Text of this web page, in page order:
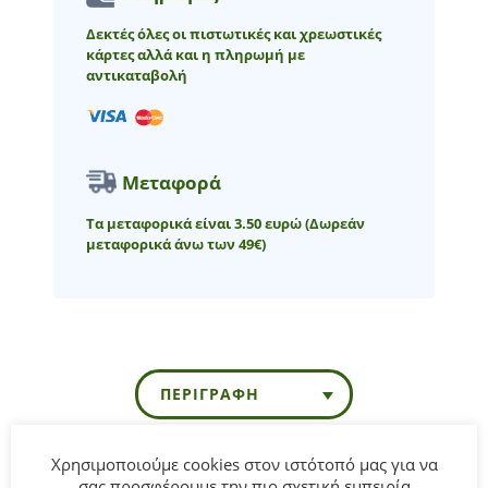
Δεκτές όλες οι πιστωτικές και χρεωστικές
κάρτες αλλά και η πληρωμή με
αντικαταβολή
Μεταφορά
Τα μεταφορικά είναι 3.50 ευρώ(Δωρεάν
μεταφορικά άνω των 49€)
ΠΕΡΙΓΡΑΦΉ
Παιδικό τζιν τζάκετ Hashtag για αγόρι από 2 έως 6 ετών σε
Χρησιμοποιούμε cookies στον ιστότοπό μας για να